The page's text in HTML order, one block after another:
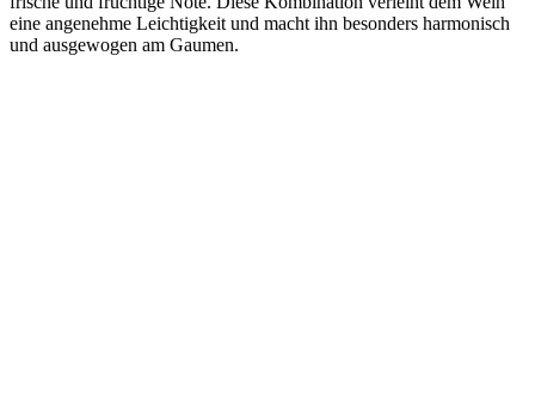
eine angenehme Leichtigkeit und macht ihn besonders harmonisch
und ausgewogen am Gaumen.